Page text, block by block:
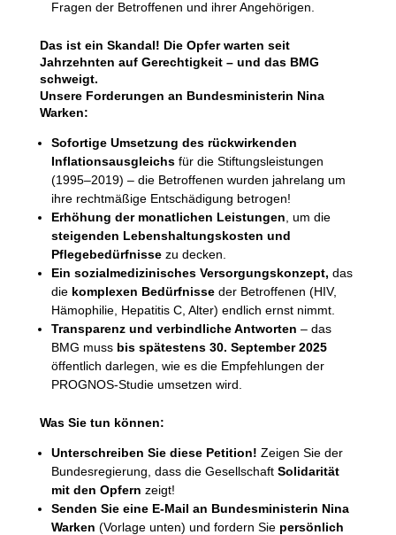
Fragen der Betroffenen und ihrer Angehörigen.
Das ist ein Skandal! Die Opfer warten seit
Jahrzehnten auf Gerechtigkeit – und das BMG
schweigt.
Unsere Forderungen an Bundesministerin Nina
Warken:
Sofortige Umsetzung des rückwirkenden
Inflationsausgleichs für die Stiftungsleistungen
(1995–2019) – die Betroffenen wurden jahrelang um
ihre rechtmäßige Entschädigung betrogen!
Erhöhung der monatlichen Leistungen , um die
steigenden Lebenshaltungskosten und
Pflegebedürfnissezu decken.
Ein sozialmedizinisches Versorgungskonzept, das
die komplexen Bedürfnisse der Betroffenen (HIV,
Hämophilie, Hepatitis C, Alter) endlich ernst nimmt.
Transparenz und verbindliche Antworten – das
BMG muss bis spätestens 30. September 2025
öffentlich darlegen, wie es die Empfehlungen der
PROGNOS-Studie umsetzen wird.
Was Sie tun können:
Unterschreiben Sie diese Petition!Zeigen Sie der
Bundesregierung, dass die GesellschaftSolidarität
mit den Opfern zeigt!
Senden Sie eine E-Mail an Bundesministerin Nina
Warken (Vorlage unten) und fordern Sie persönlich